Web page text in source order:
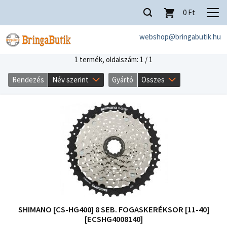
webshop@bringabutik.hu
0 Ft
1 termék, oldalszám: 1 / 1
Rendezés Név szerint Gyártó Összes
SHIMANO [CS-HG400] 8 SEB. FOGASKERÉKSOR [11-40]
[ECSHG4008140]